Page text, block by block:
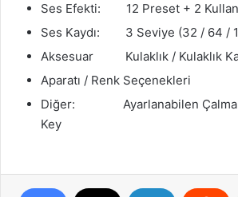
Ses Efekti: 12 Preset + 2
Ses Kaydı: 3 Seviye (32 / 64 /
Aksesuar Kulaklık / Kulaklık
Aparatı / Renk Seçenekleri
Diğer: Ayarlanabilen Çalma
Key